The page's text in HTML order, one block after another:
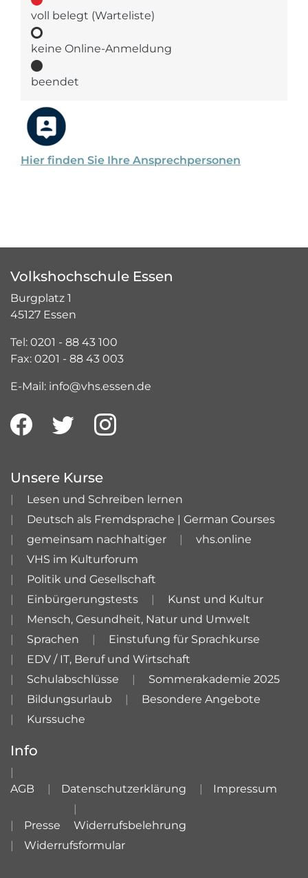
Hier finden Sie Ihre Ansprechpersonen
voll belegt (Warteliste)
keine Online-Anmeldung
beendet
Volkshochschule Essen
Burgplatz 1
45127 Essen
Tel: 0201 - 88 43 100
Fax: 0201 - 88 43 003
E-Mail: info@vhs.essen.de
Unsere Kurse
Lesen und Schreiben lernen
Deutsch als Fremdsprache | German Courses
gemeinsam nachhaltiger
vhs.online
VHS im Kulturforum
Politik und Gesellschaft
Einbürgerungstests
Kunst und Kultur
Mensch, Gesundheit, Natur und Umwelt
Sprachen
Einstufung für Sprachkurse
EDV / IT, Beruf und Wirtschaft
Schulabschlüsse
Sommerakademie 2025
Bildungsurlaub
Besondere Angebote
Kurssuche
Info
AGB Datenschutzerklärung Impressum
Presse
Widerrufsbelehrung
Widerrufsformular